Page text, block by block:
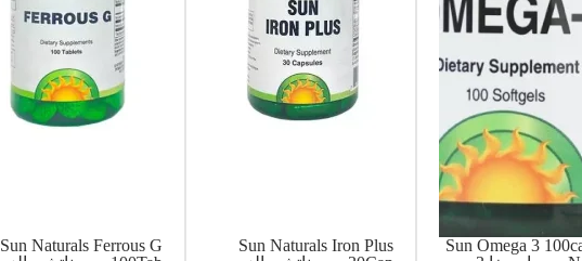
Sun Omega 3
Sun Naturals Iron Plus
Sun Naturals Ferrous G